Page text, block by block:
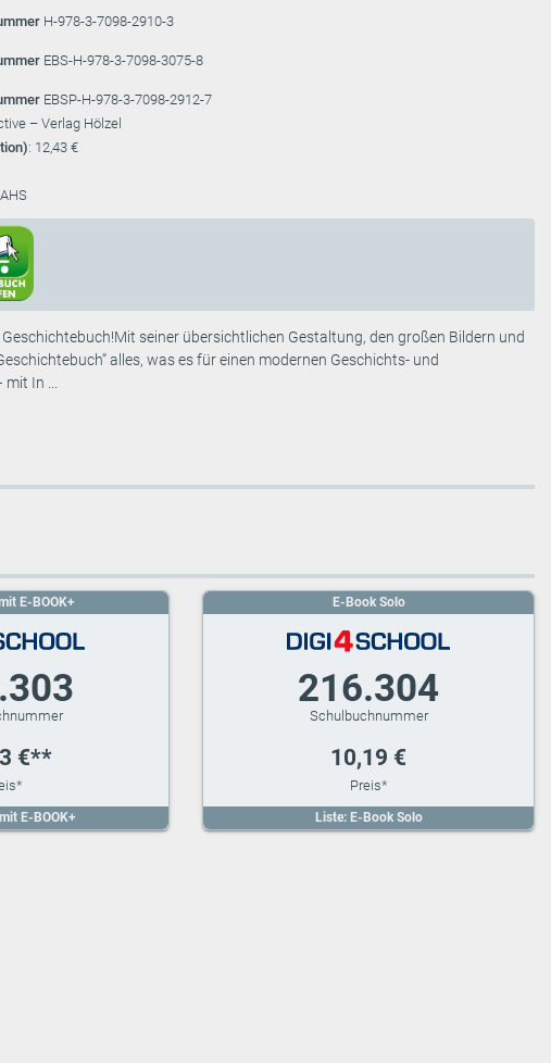
H-978-3-7098-2910-3
EBS-H-978-3-7098-3075-8
EBSP-H-978-3-7098-2912-7
– Verlag Hölzel
: 12,43 €
seiner übersichtlichen Gestaltung, den großen Bildern und
alles, was es für einen modernen Geschichts- und
In ...
E-BOOK+
E-BOOK+
€**
Liste: E-Book Solo
E-Book Solo
216.304
10,19 €